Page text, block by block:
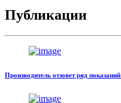
Публикации
Производитель отзовет ряд